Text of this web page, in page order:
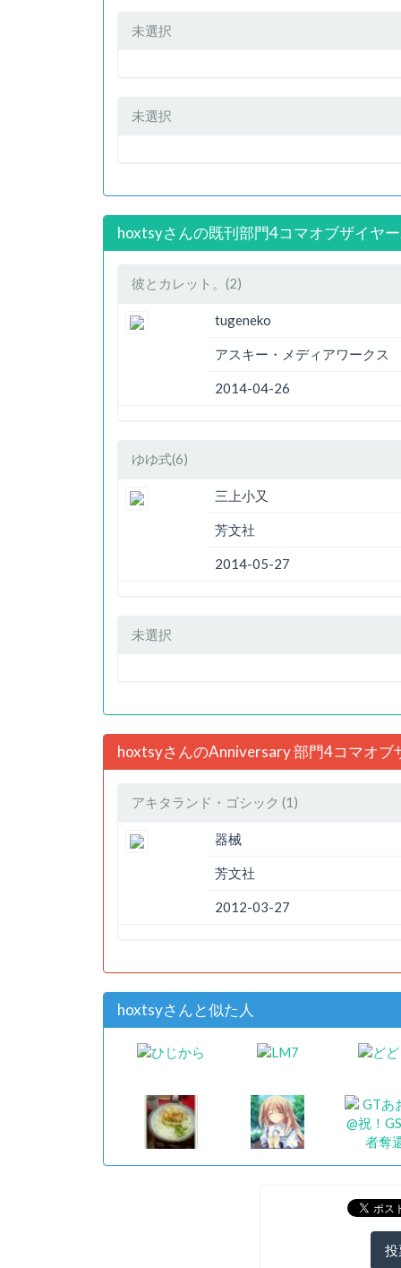
未選択
未選択
hoxtsyさんの既刊部門4コマオブザイヤ
彼とカレット。(2)
tugeneko
アスキー・メディアワークス
2014-04-26
ゆゆ式(6)
三上小又
芳文社
2014-05-27
未選択
hoxtsyさんのAnniversary 部門4コマオブ
アキタランド・ゴシック (1)
器械
芳文社
2012-03-27
hoxtsyさんと似た人
投